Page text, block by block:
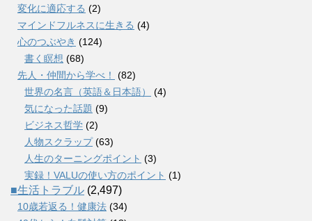
変化に適応する (2)
マインドフルネスに生きる (4)
心のつぶやき (124)
書く瞑想 (68)
先人・仲間から学べ！
(82)
世界の名言（英語＆日本語）
(4)
気になった話題 (9)
ビジネス哲学 (2)
人物スクラップ(63)
人生のターニングポイント (3)
実録！VALUの使い方のポイント (1)
■生活トラブル (2,497)
10歳若返る！健康法 (34)